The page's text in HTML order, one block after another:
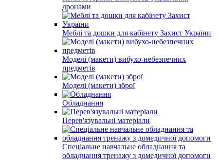
дронами
Меблі та дошки для кабінету Захист України
Моделі (макети) вибухо-небезпечних
предметів
Моделі (макети) зброї
Обладнання
Перев'язувальні матеріали
Спеціальне навчальне обладнання та
обладнання тренажу з домедичної допомоги